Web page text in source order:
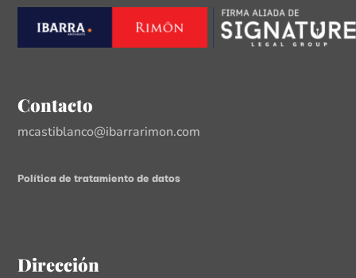
Contacto
mcastiblanco@ibarrarimon.com
Política de tratamiento de datos
Dirección